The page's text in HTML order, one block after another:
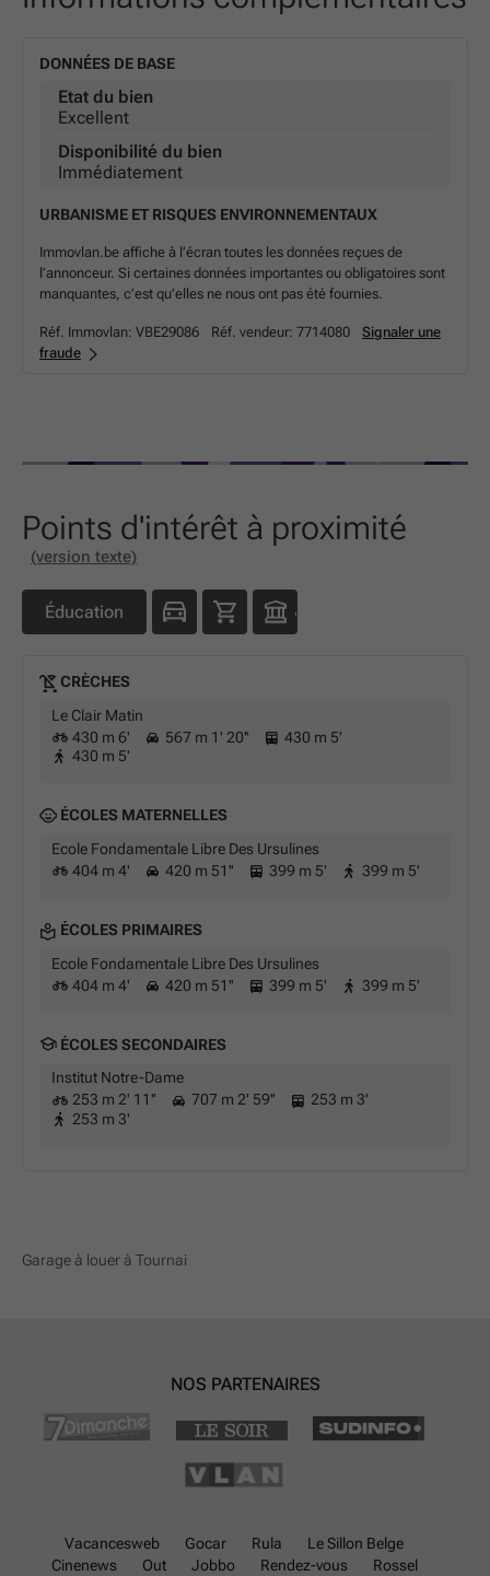
DONNÉES DE BASE
Etat du bien
Excellent
Disponibilité du bien
Immédiatement
URBANISME ET RISQUES ENVIRONNEMENTAUX
Immovlan.be affiche à l’écran toutes les données reçues de
l’annonceur. Si certaines données importantes ou obligatoires sont
manquantes, c’est qu’elles ne nous ont pas été fournies.
Réf. Immovlan: VBE29086 Réf. vendeur: 7714080
Signaler une
fraude
Points d'intérêt à proximité
(version texte)
Éducation
CRÈCHES
Le Clair Matin
430 m 6'
567 m 1' 20''
430 m 5'
430 m 5'
ÉCOLES MATERNELLES
Ecole Fondamentale Libre Des Ursulines
404 m 4'
420 m 51'' 399 m 5' 399 m 5'
ÉCOLES PRIMAIRES
Ecole Fondamentale Libre Des Ursulines
404 m 4'
420 m 51'' 399 m 5' 399 m 5'
ÉCOLES SECONDAIRES
Institut Notre-Dame
253 m 2' 11''
707 m 2' 59''
253 m 3'
253 m 3'
Garage à louer à Tournai
NOS PARTENAIRES
Vacancesweb Gocar Rula
Le Sillon Belge
Cinenews
Out Jobbo Rendez-vous Rossel